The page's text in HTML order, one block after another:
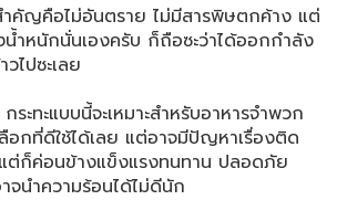
คัญคือไม่อันตราย​ ไม่มีสารพิษตกค้าง​ แต่
น้ำหนักนั่นเองครับ​ ก็ถือซะว่าได้ออกกำลัง
ไปซะเลย
ระทะแบบนี้จะเหมาะสำหรับอาหารจำพวก
อกที่ดีใช้ได้เลย แต่อาจมีปัญหาเรื่องติด
ต่ก็ค่อนข้างแข็งแรงทนทาน​ ปลอดภัย
จนำความร้อนได้ไม่ดีนัก